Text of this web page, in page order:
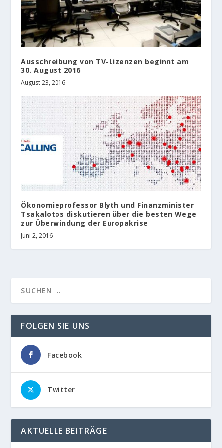
Ausschreibung von TV-Lizenzen beginnt am
30. August 2016
August 23, 2016
Ökonomieprofessor Blyth und Finanzminister
Tsakalotos diskutieren über die besten Wege
zur Überwindung der Europakrise
Juni 2, 2016
FOLGEN SIE UNS
Facebook
Twitter
AKTUELLE BEITRÄGE